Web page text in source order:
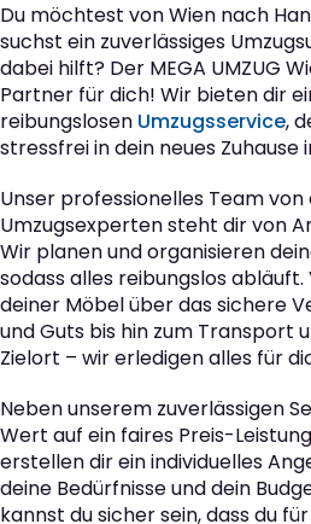
Du möchtest von Wien nach
suchst ein zuverlässiges
dabei hilft? Der MEGA UMZUG
Partner für dich! Wir bieten dir
reibungslosen Umzugsservice,
stressfrei in dein neues Zuhause
Unser professionelles Team
Umzugsexperten steht dir von
Wir planen und organisieren
sodass alles reibungslos
deiner Möbel über das sichere
und Guts bis hin zum Transport
Zielort – wir erledigen alles für
Neben unserem zuverlässigen
Wert auf ein faires Preis-
erstellen dir ein individuelles
deine Bedürfnisse und dein
kannst du sicher sein, dass du